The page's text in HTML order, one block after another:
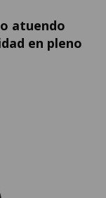
atuendo
en pleno